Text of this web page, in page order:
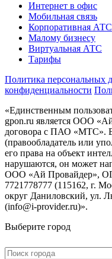
Интернет в офис
Мобильная связь
Корпоративная АТС
Малому бизнесу
Виртуальная АТС
Тарифы
Политика персональных
конфиденциальности
«Единственным
gpon.ru является ООО
договора с ПАО «МТС». В
(правообладатель или
его права на объект
нарушаются, он может
ООО «Ай Провайдер»,
7721778777 (115162, г.
округ Даниловский, ул.
(info@i-provider.ru)».
Выберите город